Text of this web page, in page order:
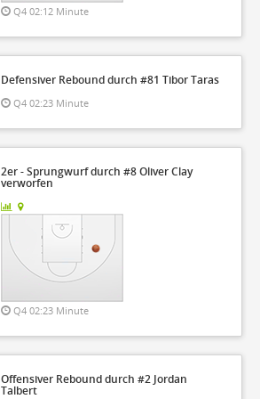
Q4 02:12 Minute
Defensiver Rebound durch #81 Tibor Taras
Q4 02:23 Minute
2er - Sprungwurf durch #8 Oliver Clay
verworfen
Q4 02:23 Minute
Offensiver Rebound durch #2 Jordan
Talbert